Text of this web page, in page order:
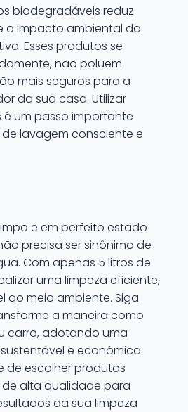
biodegradáveis reduz
o impacto ambiental da
Esses produtos se
não poluem
mais seguros para a
da sua casa. Utilizar
é um passo importante
lavagem consciente e
e em perfeito estado
precisa ser sinônimo de
Com apenas 5 litros de
uma limpeza eficiente,
ao meio ambiente. Siga
a maneira como
carro, adotando uma
e econômica.
de escolher produtos
alta qualidade para
da sua limpeza